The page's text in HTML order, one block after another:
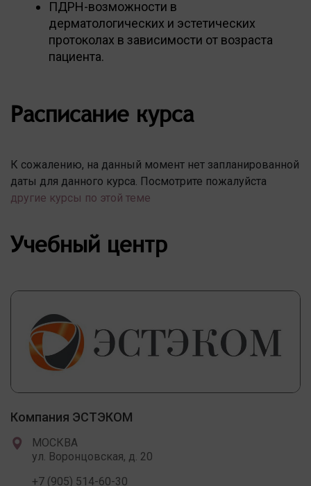
ПДРН-возможности в
дерматологических и эстетических
протоколах в зависимости от возраста
пациента.
Расписание курса
К сожалению, на данный момент нет запланированной
даты для данного курса. Посмотрите пожалуйста
другие курсы по этой теме
Учебный центр
Компания ЭСТЭКОМ
МОСКВА
ул. Воронцовская, д. 20
+7 (905) 514-60-30